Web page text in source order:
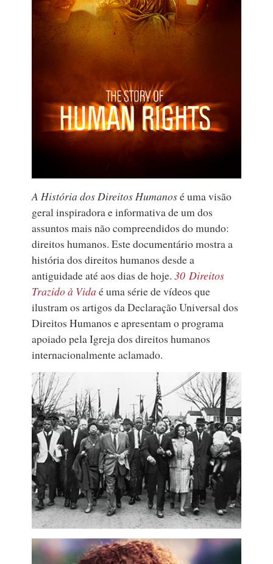
A História dos Direitos Humanosé uma visão
geral inspiradora e informativa de um dos
assuntos mais não compreendidos do mundo:
direitos humanos. Este documentário mostra a
história dos direitos humanos desde a
antiguidade até aos dias de hoje.30 Direitos
Trazido à Vida é uma série de vídeos que
ilustram os artigos da Declaração Universal dos
Direitos Humanos e apresentam o programa
apoiado pela Igreja dos direitos humanos
internacionalmente aclamado.